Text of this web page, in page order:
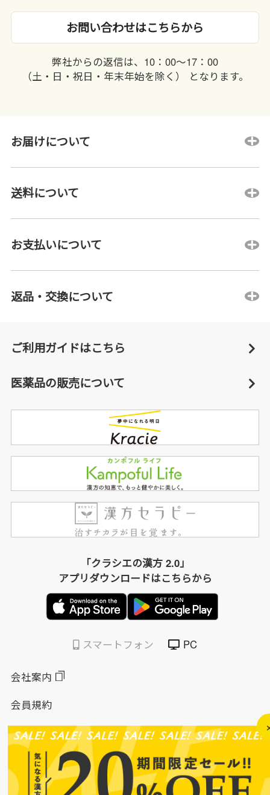
お問い合わせはこちらから
弊社からの返信は、10：00〜17：00
（土・日・祝日・年末年始を除く） となります。
お届けについて
送料について
お支払いについて
返品・交換について
ご利用ガイドはこちら
医薬品の販売について
「クラシエの漢方 2.0」
アプリダウンロードはこちらから
スマートフォン PC
会社案内
会員規約
個人情報保護方針
特定商取引法に基づく表示
このサイトについて